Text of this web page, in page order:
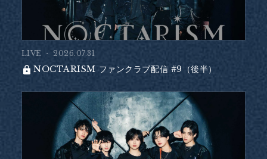
LIVE 2026.07.31
NOCTARISM ファンクラブ配信 #9（後半）